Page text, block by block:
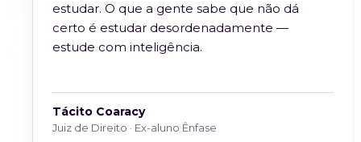
estudar. O que a gente sabe que não dá
certo é estudar desordenadamente —
estude com inteligência.
Tácito Coaracy
Juiz de Direito · Ex-aluno Ênfase